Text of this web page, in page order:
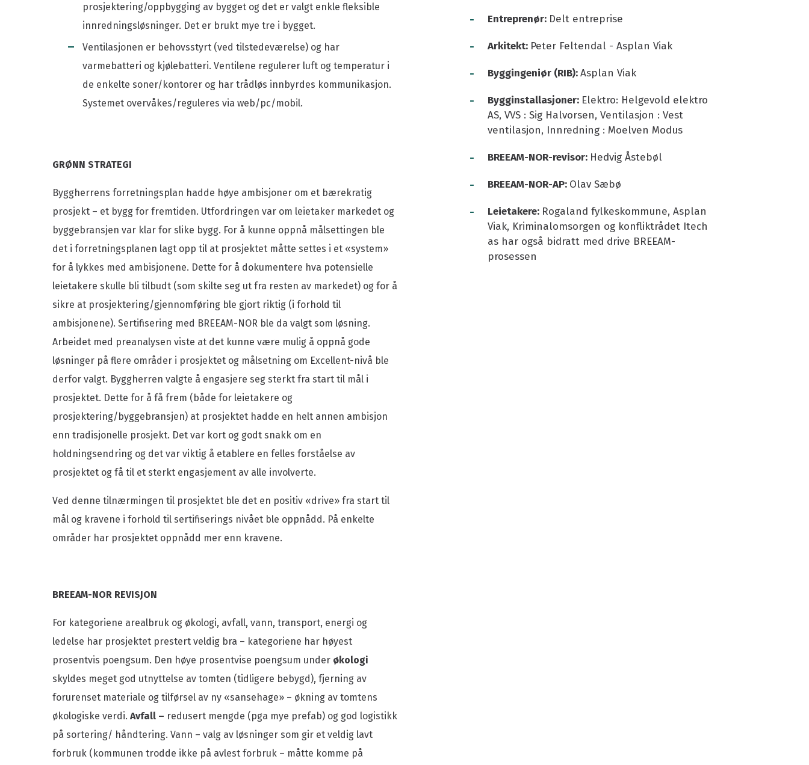
prosjektering/oppbygging av bygget og det er valgt enkle fleksible
innredningsløsninger. Det er brukt mye tre i bygget.
Ventilasjonen er behovsstyrt (ved tilstedeværelse) og har
varmebatteri og kjølebatteri. Ventilene regulerer luft og temperatur i
de enkelte soner/kontorer og har trådløs innbyrdes kommunikasjon.
Systemet overvåkes/reguleres via web/pc/mobil.
GRØNN STRATEGI
Byggherrens forretningsplan hadde høye ambisjoner om et bærekratig
prosjekt – et bygg for fremtiden. Utfordringen var om leietaker markedet og
byggebransjen var klar for slike bygg. For å kunne oppnå målsettingen ble
det i forretningsplanen lagt opp til at prosjektet måtte settes i et «system»
for å lykkes med ambisjonene. Dette for å dokumentere hva potensielle
leietakere skulle bli tilbudt (som skilte seg ut fra resten av markedet) og for å
sikre at prosjektering/gjennomføring ble gjort riktig (i forhold til
ambisjonene). Sertifisering med BREEAM-NOR ble da valgt som løsning.
Arbeidet med preanalysen viste at det kunne være mulig å oppnå gode
løsninger på flere områder i prosjektet og målsetning om Excellent-nivå ble
derfor valgt. Byggherren valgte å engasjere seg sterkt fra start til mål i
prosjektet. Dette for å få frem (både for leietakere og
prosjektering/byggebransjen) at prosjektet hadde en helt annen ambisjon
enn tradisjonelle prosjekt. Det var kort og godt snakk om en
holdningsendring og det var viktig å etablere en felles forståelse av
prosjektet og få til et sterkt engasjement av alle involverte.
Ved denne tilnærmingen til prosjektet ble det en positiv «drive» fra start til
mål og kravene i forhold til sertifiserings nivået ble oppnådd. På enkelte
områder har prosjektet oppnådd mer enn kravene.
BREEAM-NOR REVISJON
For kategoriene arealbruk og økologi, avfall, vann, transport, energi og
ledelse har prosjektet prestert veldig bra – kategoriene har høyest
prosentvis poengsum. Den høye prosentvise poengsum under økologi
skyldes meget god utnyttelse av tomten (tidligere bebygd), fjerning av
forurenset materiale og tilførsel av ny «sansehage» – økning av tomtens
økologiske verdi. Avfall – redusert mengde (pga mye prefab) og god logistikk
på sortering/ håndtering. Vann – valg av løsninger som gir et veldig lavt
forbruk (kommunen trodde ikke på avlest forbruk – måtte komme på
- Entreprenør: Delt entreprise
- Arkitekt: Peter Feltendal - Asplan Viak
- Byggingeniør (RIB):Asplan Viak
- Bygginstallasjoner: Elektro: Helgevold elektro
AS, VVS : Sig Halvorsen, Ventilasjon : Vest
ventilasjon, Innredning : Moelven Modus
- BREEAM-NOR-revisor: Hedvig Åstebøl
- BREEAM-NOR-AP: Olav Sæbø
- Leietakere: Rogaland fylkeskommune, Asplan
Viak, Kriminalomsorgen og konfliktrådet Itech
as har også bidratt med drive BREEAM-
prosessen